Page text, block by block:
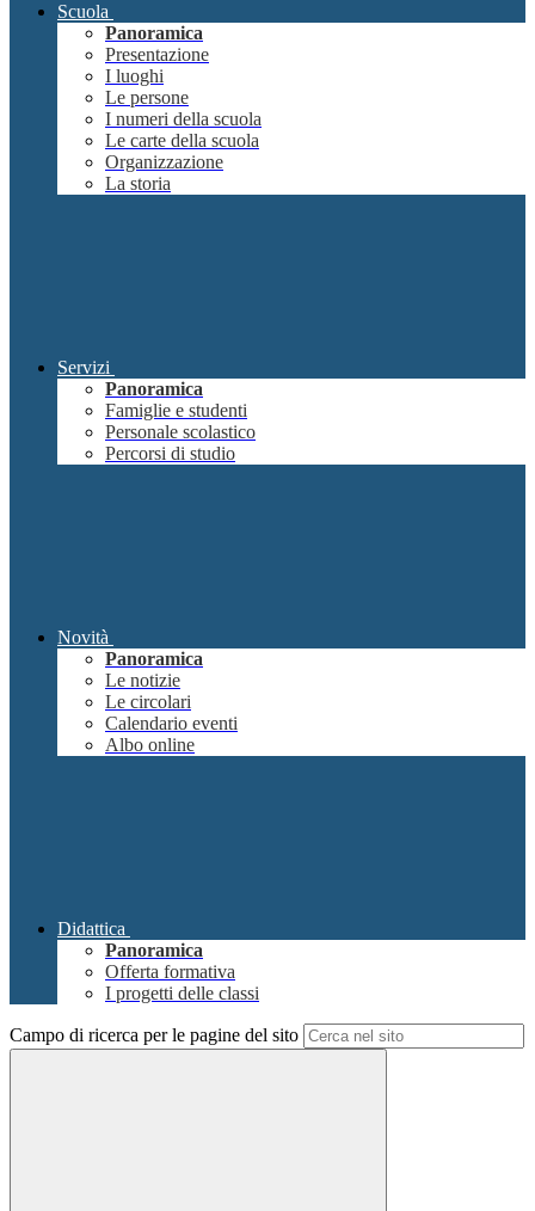
Scuola
Panoramica
Presentazione
I luoghi
Le persone
I numeri della scuola
Le carte della scuola
Organizzazione
La storia
Servizi
Panoramica
Famiglie e studenti
Personale scolastico
Percorsi di studio
Novità
Panoramica
Le notizie
Le circolari
Calendario eventi
Albo online
Didattica
Panoramica
Offerta formativa
I progetti delle classi
Campo di ricerca per le pagine del sito